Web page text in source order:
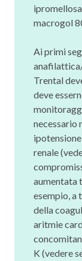
macrogol
Ai primi
Trental
deve
necessario
renale
aumentata
esempio, a
della
aritmie
K (vedere